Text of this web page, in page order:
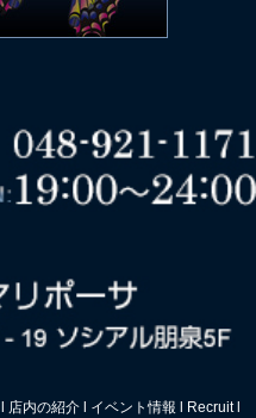
店内の紹介 イベント情報 Recruitl